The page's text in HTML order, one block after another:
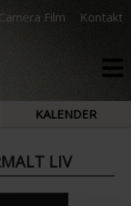
Camera Film Kontakt
KALENDER
LIV